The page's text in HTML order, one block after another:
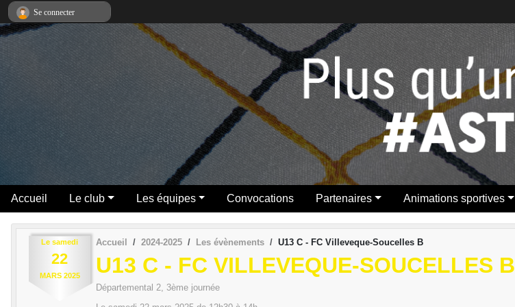
Accueil Le club Les équipes Convocations Partenaires Animations sportives
Le samedi
22
MARS 2025
Accueil 2024-2025 Les évènements U13 C - FC Villeveque-Soucelles B
U13 C - FC VILLEVEQUE-SOUCELLES B
Départemental 2, 3ème journée
Se connecter
Panneau de gestion des cookies